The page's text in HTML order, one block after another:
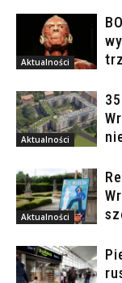
Aktualności
Aktualności
Aktualności